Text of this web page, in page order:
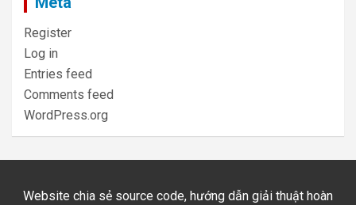
Register
Log in
Entries feed
Comments feed
WordPress.org
Website chia sẻ source code, hướng dẫn giải thuật hoàn